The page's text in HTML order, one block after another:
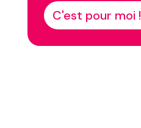
C'est pour moi !